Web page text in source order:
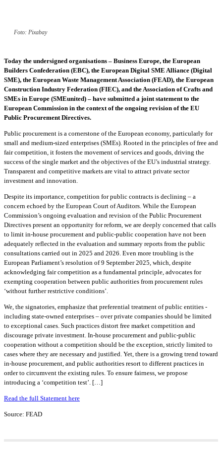
Foto: Pixabay
Today the undersigned organisations – Business Europe, the European
Builders Confederation (EBC), the European Digital SME Alliance (Digital
SME), the European Waste Management Association (FEAD), the European
Construction Industry Federation (FIEC), and the Association of Crafts and
SMEs in Europe (SMEunited) – have submitted a joint statement to the
European Commission in the context of the ongoing revision of the EU
Public Procurement Directives.
Public procurement is a cornerstone of the European economy, particularly for
small and medium-sized enterprises (SMEs). Rooted in the principles of free and
fair competition, it fosters the movement of services and goods, driving the
success of the single market and the objectives of the EU’s industrial strategy.
Transparent and competitive markets are vital to attract private sector
investment and innovation.
Despite its importance, competition for public contracts is declining – a
concern echoed by the European Court of Auditors. While the European
Commission’s ongoing evaluation and revision of the Public Procurement
Directives present an opportunity for reform, we are deeply concerned that calls
to limit in-house procurement and public-public cooperation have not been
adequately reflected in the evaluation and summary reports from the public
consultations carried out in 2025 and 2026. Even more troubling is the
European Parliament’s resolution of 9 September 2025, which, despite
acknowledging fair competition as a fundamental principle, advocates for
exempting cooperation between public authorities from procurement rules
‘without further restrictive conditions’.
We, the signatories, emphasize that preferential treatment of public entities -
including state-owned enterprises – over private companies should be limited
to exceptional cases. Such practices distort free market competition and
discourage private investment. In-house procurement and public-public
cooperation without a competition should be the exception, strictly limited to
cases where they are necessary and justified. Yet, there is a growing trend toward
in-house procurement, and public authorities resort to different practices in
order to circumvent the existing rules. To ensure fairness, we propose
introducing a ‘competition test’. […]
Read the full Statement here
Source: FEAD